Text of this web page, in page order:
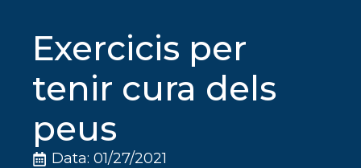
Exercicis per
tenir cura dels
peus
Data: 01/27/2021